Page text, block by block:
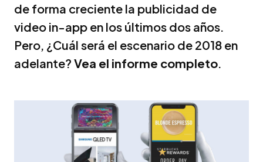
de forma creciente la publicidad de
video in-app en los últimos dos años.
Pero, ¿Cuál será el escenario de 2018 en
adelante? Vea el informe completo